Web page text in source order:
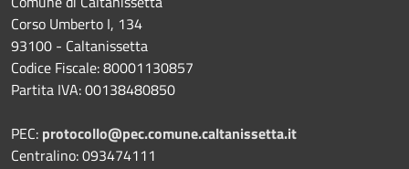
Corso Umberto I, 134
93100 - Caltanissetta
Codice Fiscale: 80001130857
Partita IVA: 00138480850
PEC: protocollo@pec.comune.caltanissetta.it
Centralino: 093474111